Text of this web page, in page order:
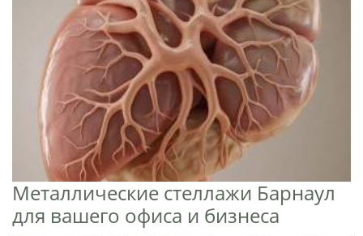
Металлические стеллажи Барнаул
для вашего офиса и бизнеса